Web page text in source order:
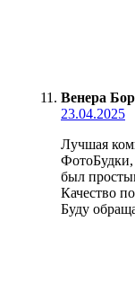
Венера
23.04.2025
Лучшая
ФотоБудки,
был
Качество
Буду